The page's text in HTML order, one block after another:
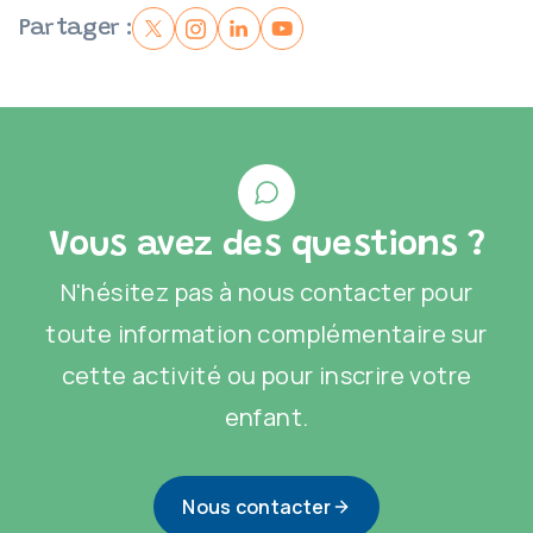
Partager :
Vous avez des questions ?
N'hésitez pas à nous contacter pour
toute information complémentaire sur
cette activité ou pour inscrire votre
enfant.
Nous contacter